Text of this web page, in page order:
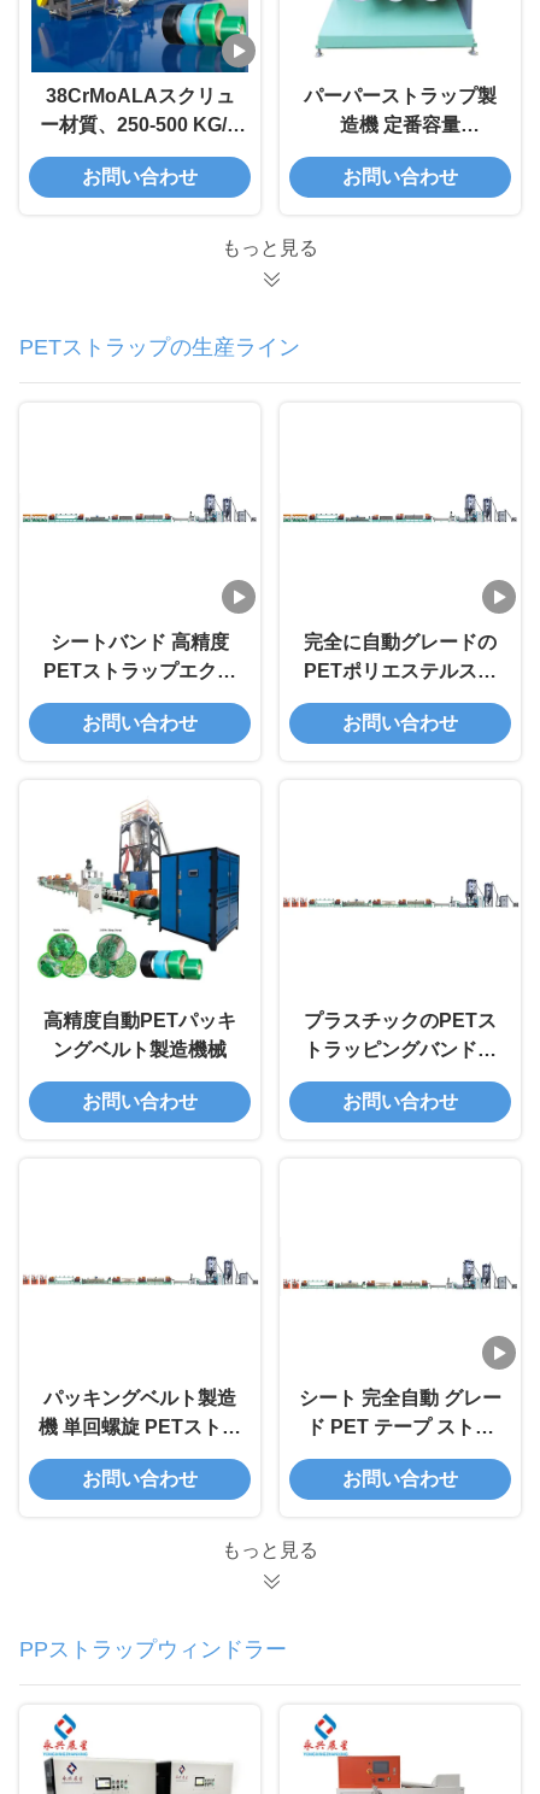
38CrMoALAスクリュ
ー材質、250-500 KG/H
容量、カスタマイズ可
能なエンボス加工パタ
スクリューPETストラ
お問い合わせ
パーパーストラップ製
造機 定番容量
100~800KG/h,複数の
電圧オプション
お問い合わせ
もっと見る
PETストラップの生産ライン
シートバンド 高精度
PETストラップエクス
トルーションマシン
お問い合わせ
完全に自動グレードの
PETポリエステルスト
ラッピングロール製造
機械
お問い合わせ
高精度自動PETパッキ
ングベルト製造機械
お問い合わせ
プラスチックのPETス
トラッピングバンド製
作機械 0.5-1.5mm 5-
32mm
お問い合わせ
パッキングベルト製造
機 単回螺旋 PETストラ
ッピングバンドエクス
トルーションライン
お問い合わせ
シート 完全自動 グレー
ド PET テープ ストラ
ッピング マシン
お問い合わせ
もっと見る
PPストラップウィンドラー